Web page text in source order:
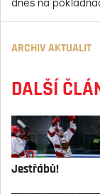
dnes na
ARCHIV AKTUALIT
DALŠÍ
Jestřábů!